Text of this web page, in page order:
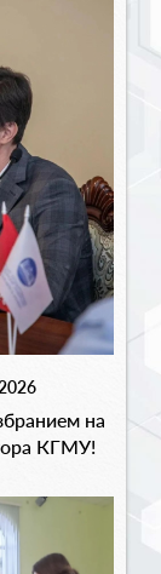
на
КГМУ!